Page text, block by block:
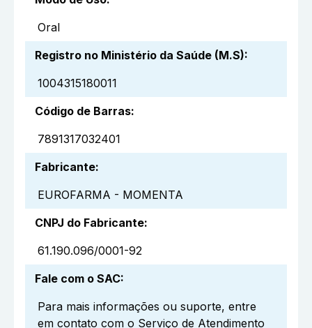
Oral
Registro no Ministério da Saúde (M.S):
1004315180011
Código de Barras:
7891317032401
Fabricante:
EUROFARMA - MOMENTA
CNPJ do Fabricante:
61.190.096/0001-92
Fale com o SAC:
Para mais informações ou suporte, entre
em contato com o Serviço de Atendimento